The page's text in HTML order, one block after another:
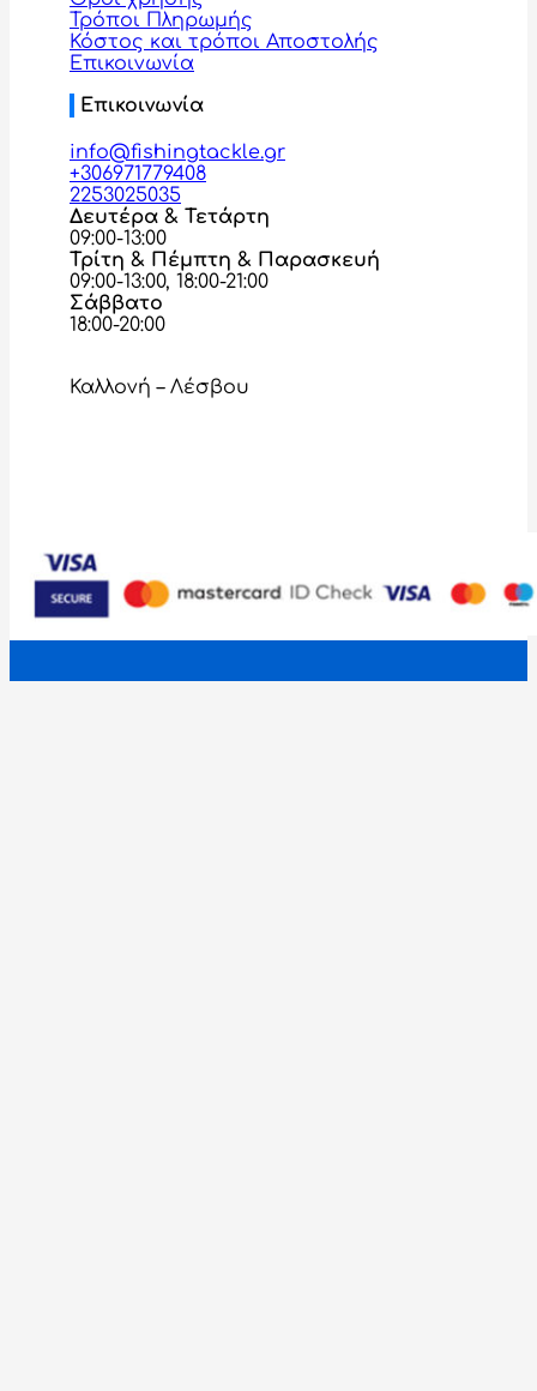
Τρόποι Πληρωμής
Κόστος και τρόποι Αποστολής
Επικοινωνία
Επικοινωνία
info@fishingtackle.gr
+306971779408
2253025035
Δευτέρα & Τετάρτη
09:00-13:00
Τρίτη & Πέμπτη & Παρασκευή
09:00-13:00, 18:00-21:00
Σάββατο
18:00-20:00
Καλλονή – Λέσβου